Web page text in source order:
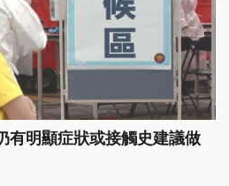
有明顯症狀或接觸史建議做